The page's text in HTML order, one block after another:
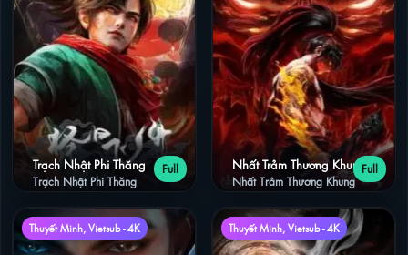
Full
Trạch Nhật Phi Thăng
Trạch Nhật Phi Thăng
Full
Nhất Trảm Thương Khung
Nhất Trảm Thương Khung
Thuyết Minh, Vietsub - 4K Thuyết Minh, Vietsub - 4K